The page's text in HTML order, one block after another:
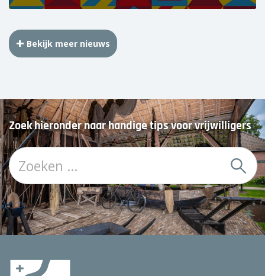
Bekijk meer nieuws
Zoek hieronder naar handige tips voor vrijwilligers
Z
o
e
k
: